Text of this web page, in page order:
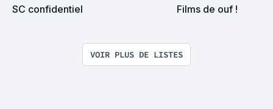
SC confidentiel Films de ouf !
VOIR PLUS DE LISTES